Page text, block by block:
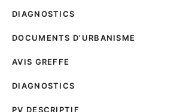
DIAGNOSTICS
DOCUMENTS D'URBANISME
AVIS GREFFE
DIAGNOSTICS
PV DESCRIPTIF